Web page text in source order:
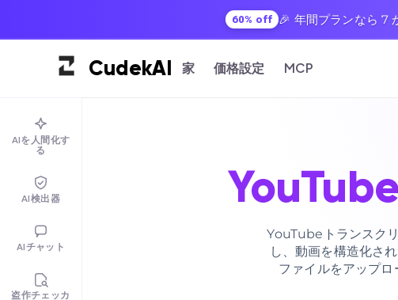
60% off 🎉 年間プランなら 7
CudekAI 家 価格設定 MCP
AIを人間化す
る
AI検出器
AIチャット
盗作チェッカ
YouTubeトランスク
し、動画を構造化さ
ファイルをアップ